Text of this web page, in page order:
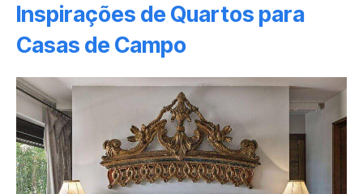
Inspirações de Quartos para
Casas de Campo